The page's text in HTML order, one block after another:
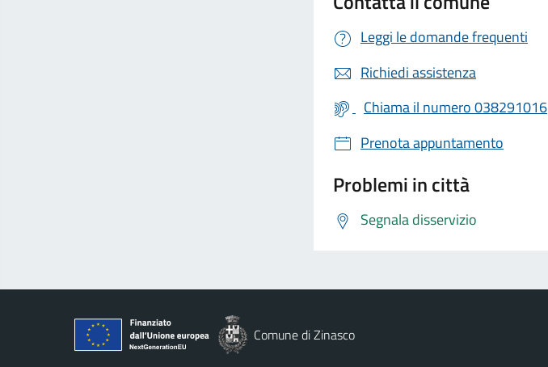
Leggi le domande frequenti
Richiedi assistenza
Chiama il numero 038291016
Prenota appuntamento
Problemi in città
Segnala disservizio
Comune di Zinasco